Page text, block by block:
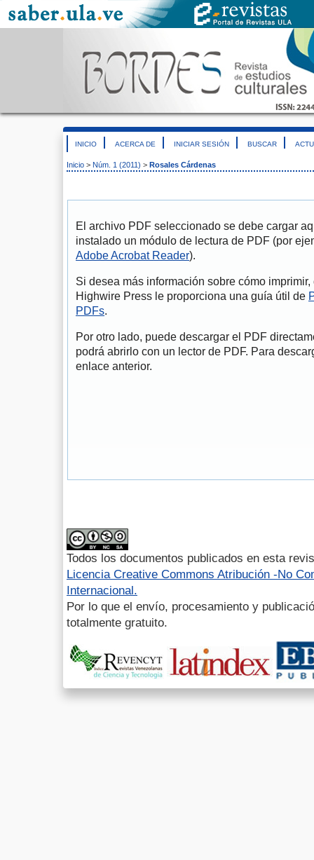
INICIO ACERCA DE INICIAR SESIÓN BUSCAR
Inicio > Núm. 1 (2011) > Rosales Cárdenas
El archivo PDF seleccionado se debe cargar
instalado un módulo de lectura de PDF (por
Adobe Acrobat Reader).
Si desea más información sobre cómo
Highwire Press le proporciona una guía útil de
PDFs.
Por otro lado, puede descargar el PDF
podrá abrirlo con un lector de PDF. Para
enlace anterior.
Todos los documentos publicados en esta
Licencia Creative Commons Atribución -No
Internacional.
Por lo que el envío, procesamiento y
totalmente gratuito.